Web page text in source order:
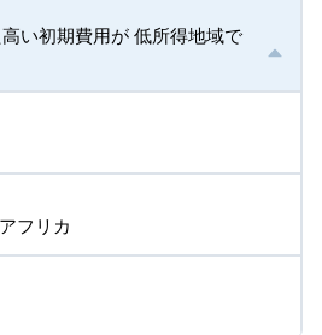
い初期費用が 低所得地域で
フリカ